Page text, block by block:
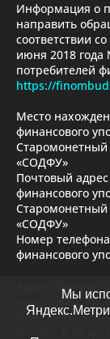
Информация о
направить
соответствии
июня 2018
потребителей
https://
Место
финансового
Старомонетный
«СОДФУ»
Почтовый
финансового
Старомонетный
«СОДФУ»
Номер
финансового
Адрес:
Череповец, пр.
Пон.- четв.
Пн-Чт с 8:30 до
Мы